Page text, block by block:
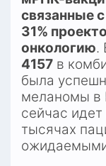
связанные
31%
онкологию.
4157 в
была
меланомы в
сейчас
тысячах